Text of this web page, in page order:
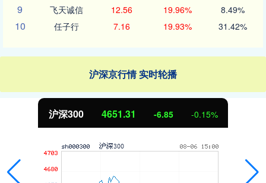
9 飞天诚信 12.56 19.96% 8.49%
10 任子行 7.16 19.93% 31.42%
沪深京行情 实时轮播
沪深300 4651.31 -6.85 -0.15%